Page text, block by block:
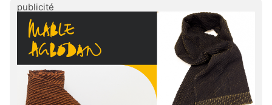
publicité